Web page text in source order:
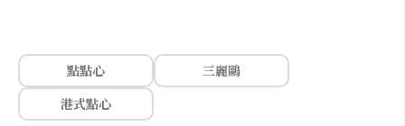
點點心
三麗鷗
港式點心